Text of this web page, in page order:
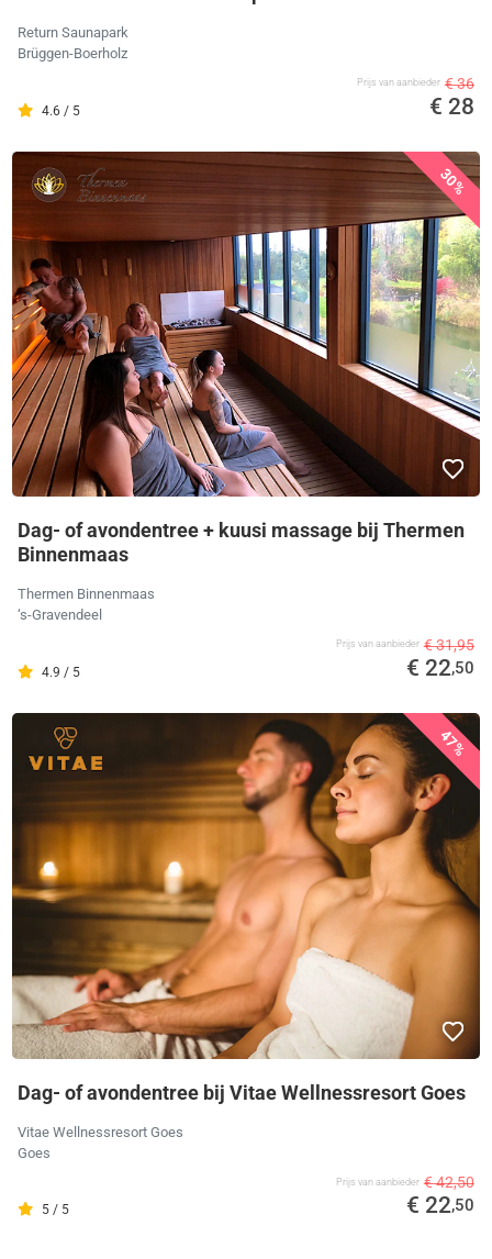
Return Saunapark
Brüggen-Boerholz
4.6 / 5
Prijs van aanbieder € 36
€ 28
30%
Dag- of avondentree + kuusi massage bij Thermen
Binnenmaas
Thermen Binnenmaas
‘s-Gravendeel
4.9 / 5
Prijs van aanbieder € 31,95
€ 22,50
47%
Dag- of avondentree bij Vitae Wellnessresort Goes
Vitae Wellnessresort Goes
Goes
5 / 5
Prijs van aanbieder € 42,50
€ 22,50